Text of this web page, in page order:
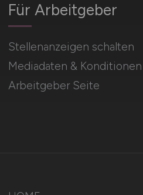
Für Arbeitgeber
Stellenanzeigen schalten
Mediadaten & Konditionen
Arbeitgeber Seite